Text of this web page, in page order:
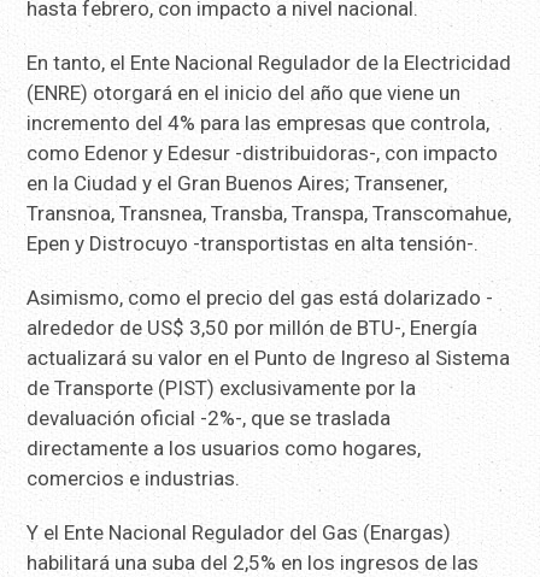
hasta febrero, con impacto a nivel nacional.
En tanto, el Ente Nacional Regulador de la Electricidad
(ENRE) otorgará en el inicio del año que viene un
incremento del 4% para las empresas que controla,
como Edenor y Edesur -distribuidoras-, con impacto
en la Ciudad y el Gran Buenos Aires; Transener,
Transnoa, Transnea, Transba, Transpa, Transcomahue,
Epen y Distrocuyo -transportistas en alta tensión-.
Asimismo, como el precio del gas está dolarizado -
alrededor de US$ 3,50 por millón de BTU-, Energía
actualizará su valor en el Punto de Ingreso al Sistema
de Transporte (PIST) exclusivamente por la
devaluación oficial -2%-, que se traslada
directamente a los usuarios como hogares,
comercios e industrias.
Y el Ente Nacional Regulador del Gas (Enargas)
habilitará una suba del 2,5% en los ingresos de las